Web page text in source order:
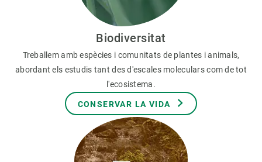
Biodiversitat
Treballem amb espècies i comunitats de plantes i animals,
abordant els estudis tant des d'escales moleculars com de tot
l'ecosistema.
CONSERVAR LA VIDA